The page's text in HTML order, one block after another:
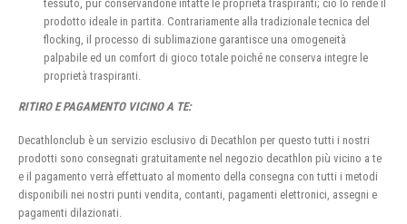
tessuto, pur conservandone intatte le proprietà traspiranti; ciò lo rende il
prodotto ideale in partita. Contrariamente alla tradizionale tecnica del
flocking, il processo di sublimazione garantisce una omogeneità
palpabile ed un comfort di gioco totale poiché ne conserva integre le
proprietà traspiranti.
RITIRO E PAGAMENTO VICINO A TE:
Decathlonclub è un servizio esclusivo di Decathlon per questo tutti i nostri
prodotti sono consegnati gratuitamente nel negozio decathlon più vicino a te
e il pagamento verrà effettuato al momento della consegna con tutti i metodi
disponibili nei nostri punti vendita, contanti, pagamenti elettronici, assegni e
pagamenti dilazionati.